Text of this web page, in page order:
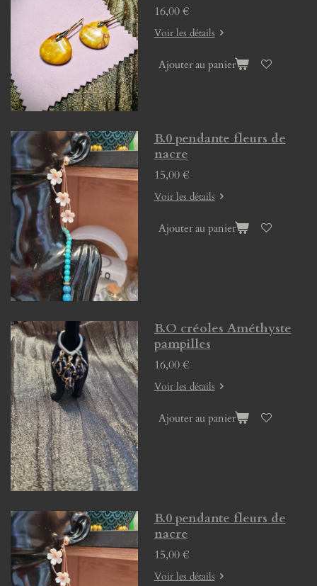
16,00 €
Voir les détails
Ajouter au panier
B.0 pendante fleurs de
nacre
15,00 €
Voir les détails
Ajouter au panier
B.O créoles Améthyste
pampilles
16,00 €
Voir les détails
Ajouter au panier
B.0 pendante fleurs de
nacre
15,00 €
Voir les détails